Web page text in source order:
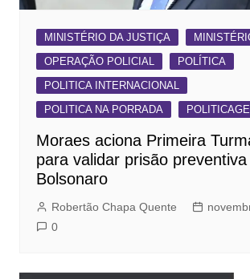
MINISTÉRIO DA JUSTIÇA
OPERAÇÃO POLICIAL
POLÍTICA
POLITICA INTERNACIONAL
POLITICA NA PORRADA
Moraes aciona Primeira
para validar prisão
Bolsonaro
Robertão Chapa Quente
0